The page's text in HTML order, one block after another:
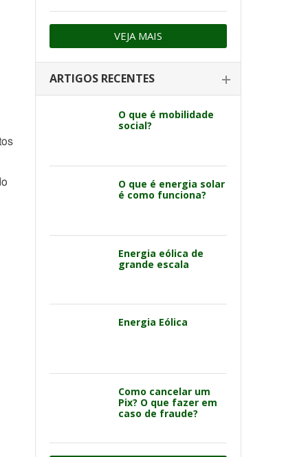
VEJA MAIS
ARTIGOS RECENTES
O que é mobilidade
social?
O que é energia solar
é como funciona?
Energia eólica de
grande escala
Energia Eólica
Como cancelar um
Pix? O que fazer em
caso de fraude?